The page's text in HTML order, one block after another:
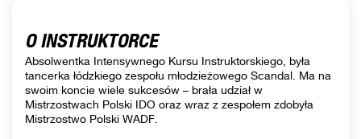
O INSTRUKTORCE
Absolwentka Intensywnego Kursu Instruktorskiego, była
tancerka łódzkiego zespołu młodzieżowego Scandal. Ma na
swoim koncie wiele sukcesów – brała udział w
Mistrzostwach Polski IDO oraz wraz z zespołem zdobyła
Mistrzostwo Polski WADF.